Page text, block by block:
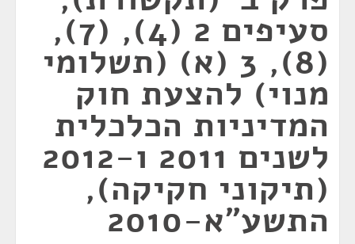
סעיפים 2 (4), (7),
(8), 3 (א) (תשלומי
מנוי) להצעת חוק
המדיניות הכלכלית
לשנים 2011 ו-2012
(תיקוני חקיקה),
התשע"א-2010